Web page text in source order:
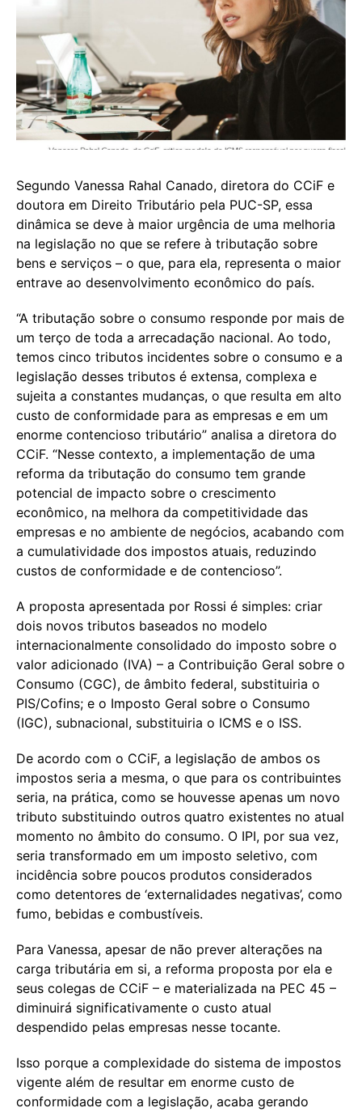
Segundo Vanessa Rahal Canado, diretora do CCiF e
doutora em Direito Tributário pela PUC-SP, essa
dinâmica se deve à maior urgência de uma melhoria
na legislação no que se refere à tributação sobre
bens e serviços – o que, para ela, representa o maior
entrave ao desenvolvimento econômico do país.
“A tributação sobre o consumo responde por mais de
um terço de toda a arrecadação nacional. Ao todo,
temos cinco tributos incidentes sobre o consumo e a
legislação desses tributos é extensa, complexa e
sujeita a constantes mudanças, o que resulta em alto
custo de conformidade para as empresas e em um
enorme contencioso tributário” analisa a diretora do
CCiF. “Nesse contexto, a implementação de uma
reforma da tributação do consumo tem grande
potencial de impacto sobre o crescimento
econômico, na melhora da competitividade das
empresas e no ambiente de negócios, acabando com
a cumulatividade dos impostos atuais, reduzindo
custos de conformidade e de contencioso”.
A proposta apresentada por Rossi é simples: criar
dois novos tributos baseados no modelo
internacionalmente consolidado do imposto sobre o
valor adicionado (IVA) – a Contribuição Geral sobre o
Consumo (CGC), de âmbito federal, substituiria o
PIS/Cofins; e o Imposto Geral sobre o Consumo
(IGC), subnacional, substituiria o ICMS e o ISS.
De acordo com o CCiF, a legislação de ambos os
impostos seria a mesma, o que para os contribuintes
seria, na prática, como se houvesse apenas um novo
tributo substituindo outros quatro existentes no atual
momento no âmbito do consumo. O IPI, por sua vez,
seria transformado em um imposto seletivo, com
incidência sobre poucos produtos considerados
como detentores de ‘externalidades negativas’, como
fumo, bebidas e combustíveis.
Para Vanessa, apesar de não prever alterações na
carga tributária em si, a reforma proposta por ela e
seus colegas de CCiF – e materializada na PEC 45 –
diminuirá significativamente o custo atual
despendido pelas empresas nesse tocante.
Isso porque a complexidade do sistema de impostos
vigente além de resultar em enorme custo de
conformidade com a legislação, acaba gerando